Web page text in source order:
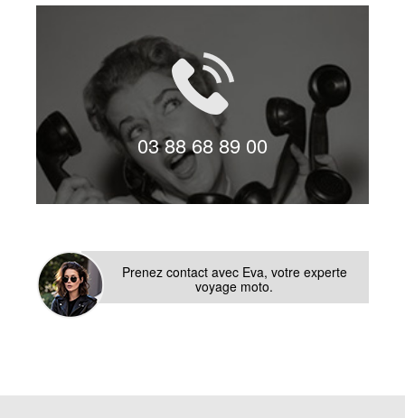
LIVE CHAT03 88 68 89 00
Prenez contact avec Eva, votre experte
voyage moto.